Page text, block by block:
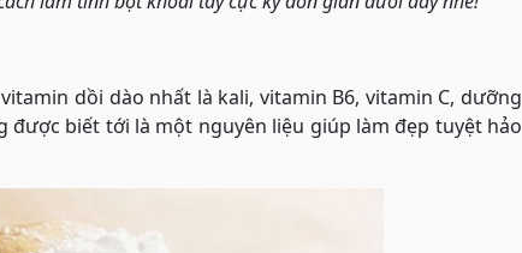
dồi dào nhất là kali, vitamin B6, vitamin C, dưỡng
được biết tới là một nguyên liệu giúp làm đẹp tuyệt hảo